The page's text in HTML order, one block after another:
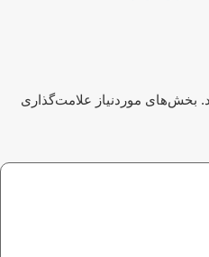
بخش‌های موردنیاز علامت‌گذاری